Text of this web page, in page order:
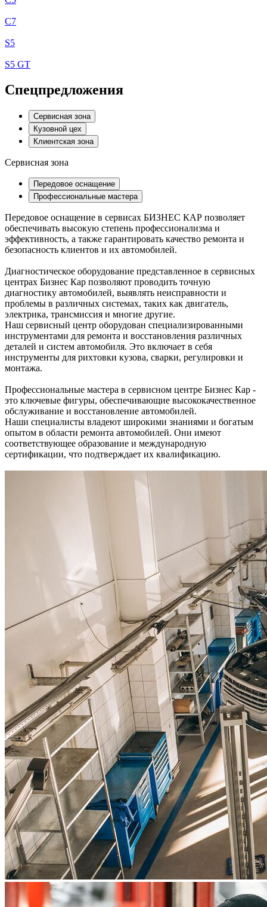
C7
S5
S5 GT
Спецпредложения
Сервисная зона
Кузовной цех
Клиентская зона
Сервисная зона
Передовое оснащение
Профессиональные мастера
Передовое оснащение в сервисах БИЗНЕС КАР позволяет
обеспечивать высокую степень профессионализма и
эффективность, а также гарантировать качество ремонта и
безопасность клиентов и их автомобилей.
Диагностическое оборудование представленное в сервисных
центрах Бизнес Кар позволяют проводить точную
диагностику автомобилей, выявлять неисправности и
проблемы в различных системах, таких как двигатель,
электрика, трансмиссия и многие другие.
Наш сервисный центр оборудован специализированными
инструментами для ремонта и восстановления различных
деталей и систем автомобиля. Это включает в себя
инструменты для рихтовки кузова, сварки, регулировки и
монтажа.
Профессиональные мастера в сервисном центре Бизнес Кар -
это ключевые фигуры, обеспечивающие высококачественное
обслуживание и восстановление автомобилей.
Наши специалисты владеют широкими знаниями и богатым
опытом в области ремонта автомобилей. Они имеют
соответствующее образование и международную
сертификации, что подтверждает их квалификацию.